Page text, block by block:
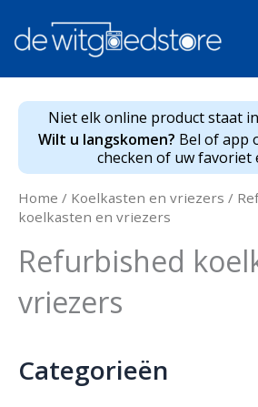
naar
de
inhoud
Niet elk online product staat
Wilt u langskomen? Bel of app
checken of uw favoriet
Home / Koelkasten en vriezers /
koelkasten en vriezers
Refurbished
vriezers
Categorieën